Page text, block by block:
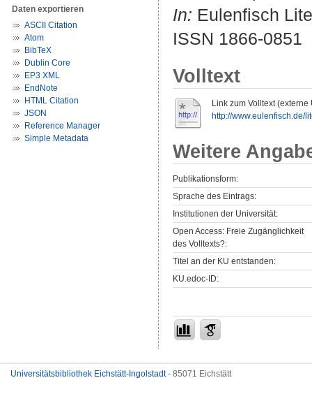
Daten exportieren
ASCII Citation
Atom
BibTeX
Dublin Core
EP3 XML
EndNote
HTML Citation
JSON
Reference Manager
Simple Metadata
In: Eulenfisch
ISSN 1866-0851
Volltext
Link zum Volltext (externe
http://www.eulenfisch.de/
Weitere
Publikationsform:
Sprache des Eintrags:
Institutionen der Universität:
Open Access: Freie Zugänglichkeit
des Volltexts?:
Titel an der KU entstanden:
KU.edoc-ID:
Universitätsbibliothek Eichstätt-Ingolstadt- 85071 Eichstätt